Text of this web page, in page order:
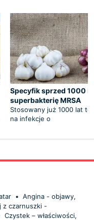
Specyfik sprzed 1000
superbakterię MRSA
Stosowany już 1000 lat
na infekcje o
• Angina - objawy,
z czarnuszki -
Czystek – właściwości,